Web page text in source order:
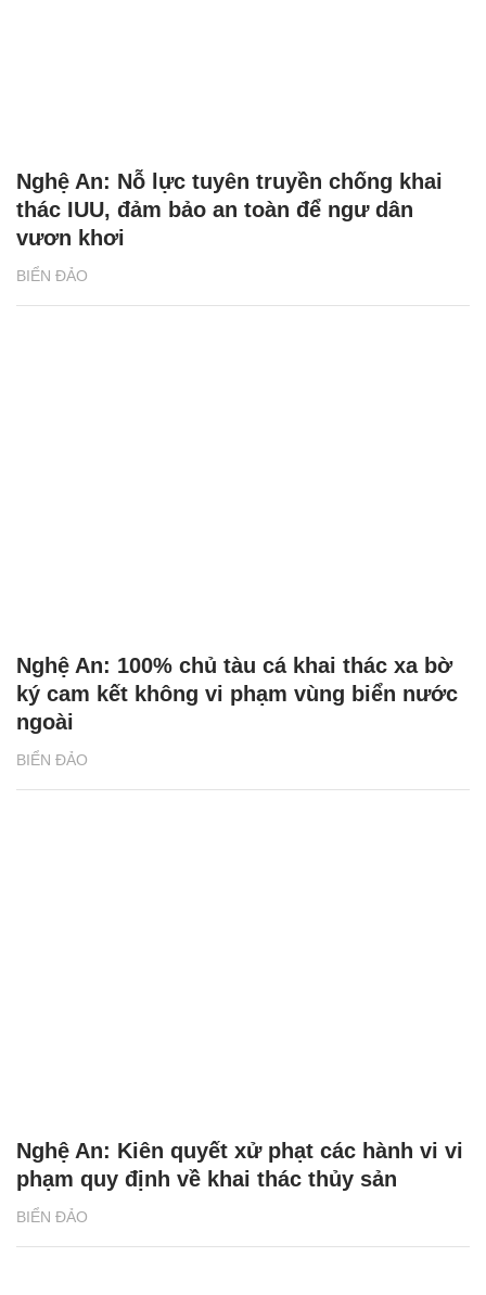
BIỂN ĐẢO
Nghệ An: Nỗ lực tuyên truyền chống khai
thác IUU, đảm bảo an toàn để ngư dân
vươn khơi
BIỂN ĐẢO
Nghệ An: 100% chủ tàu cá khai thác xa bờ
ký cam kết không vi phạm vùng biển nước
ngoài
BIỂN ĐẢO
Nghệ An: Kiên quyết xử phạt các hành vi vi
phạm quy định về khai thác thủy sản